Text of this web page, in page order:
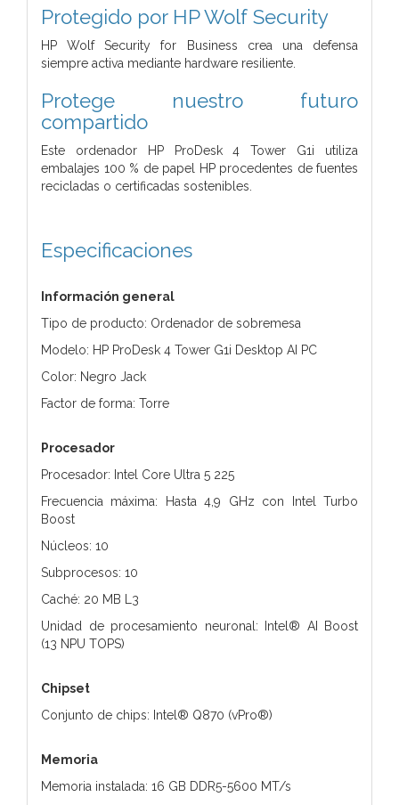
Protegido por HP Wolf Security
HP Wolf Security for Business crea una defensa
siempre activa mediante hardware resiliente.
Protege nuestro futuro
compartido
Este ordenador HP ProDesk 4 Tower G1i utiliza
embalajes 100 % de papel HP procedentes de fuentes
recicladas o certificadas sostenibles.
Especificaciones
Información general
Tipo de producto: Ordenador de sobremesa
Modelo: HP ProDesk 4 Tower G1i Desktop AI PC
Color: Negro Jack
Factor de forma: Torre
Procesador
Procesador: Intel Core Ultra 5 225
Frecuencia máxima: Hasta 4,9 GHz con Intel Turbo
Boost
Núcleos: 10
Subprocesos: 10
Caché: 20 MB L3
Unidad de procesamiento neuronal: Intel® AI Boost
(13 NPU TOPS)
Chipset
Conjunto de chips: Intel® Q870 (vPro®)
Memoria
Memoria instalada: 16 GB DDR5-5600 MT/s